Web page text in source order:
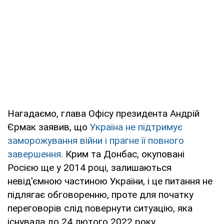
Нагадаємо, глава Офісу президента Андрій
Єрмак заявив, що Україна не підтримує
заморожування війни і прагне її повного
завершення. Крим та Донбас, окуповані
Росією ще у 2014 році, залишаються
невід'ємною частиною України, і це питання не
підлягає обговоренню, проте для початку
переговорів слід повернути ситуацію, яка
існувала до 24 лютого 2022 року.